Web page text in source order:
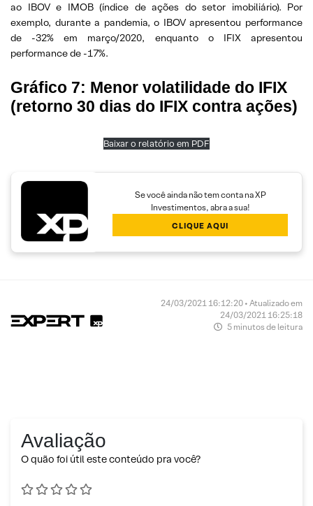
ao IBOV e IMOB (índice de ações do setor imobiliário). Por
exemplo, durante a pandemia, o IBOV apresentou performance
de -32% em março/2020, enquanto o IFIX apresentou
performance de -17%.
Gráfico 7: Menor volatilidade do IFIX
(retorno 30 dias do IFIX contra ações)
Baixar o relatório em PDF
Se você ainda não tem conta na XP
Investimentos, abra a sua!
CLIQUE AQUI
24/03/2021 16:12:20 • Atualizado em
24/03/2021 16:25:18
5 minutos de leitura
Avaliação
O quão foi útil este conteúdo pra você?